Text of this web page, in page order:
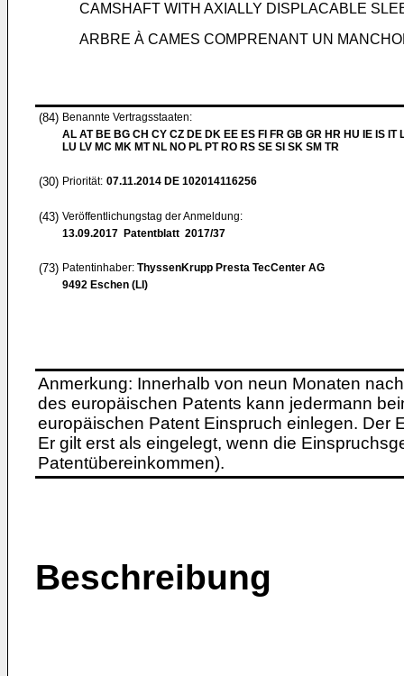
CAMSHAFT WITH AXIALLY DISPLACABLE
ARBRE À CAMES COMPRENANT UN
(84) Benannte Vertragsstaaten:
AL AT BE BG CH CY CZ DE DK EE ES FI FR GB GR HR HU IE IS IT
LU LV MC MK MT NL NO PL PT RO RS SE SI SK SM TR
(30) Priorität: 07.11.2014 DE 102014116256
(43) Veröffentlichungstag der Anmeldung:
13.09.2017 Patentblatt 2017/37
(73) Patentinhaber: ThyssenKrupp Presta TecCenter AG
9492 Eschen (LI)
Anmerkung: Innerhalb von neun Monaten
des europäischen Patents kann jedermann
europäischen Patent Einspruch einlegen. Der
Er gilt erst als eingelegt, wenn die
Patentübereinkommen).
Beschreibung